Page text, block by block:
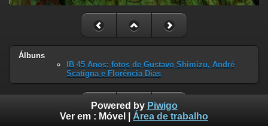
Álbuns
IB 45 Anos: fotos de Gustavo Shimizu, André
Scatigna e Florência Dias
Powered by Piwigo
Ver em : Móvel Área de trabalho